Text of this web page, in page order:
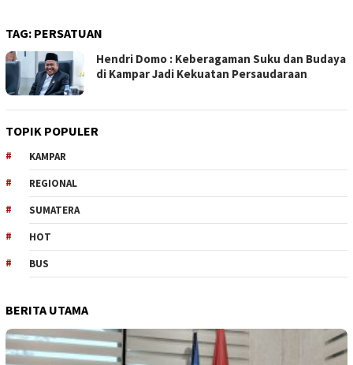
TAG: PERSATUAN
Hendri Domo : Keberagaman Suku dan Budaya
di Kampar Jadi Kekuatan Persaudaraan
TOPIK POPULER
KAMPAR
REGIONAL
SUMATERA
HOT
BUS
BERITA UTAMA